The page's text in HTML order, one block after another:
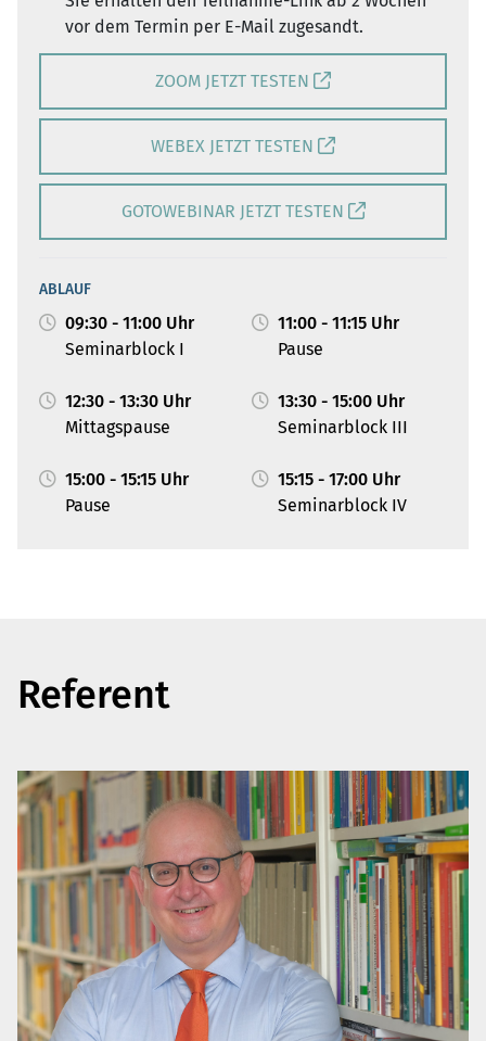
vor dem Termin per E-Mail zugesandt.
ZOOM JETZT TESTEN
WEBEX JETZT TESTEN
GOTOWEBINAR JETZT TESTEN
ABLAUF
09:30 - 11:00 Uhr
Seminarblock I
11:00 - 11:15 Uhr
Pause
12:30 - 13:30 Uhr
Mittagspause
13:30 - 15:00 Uhr
Seminarblock III
15:00 - 15:15 Uhr
Pause
15:15 - 17:00 Uhr
Seminarblock IV
Referent